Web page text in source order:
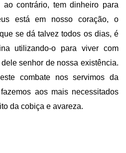
contrário, tem dinheiro para
está em nosso coração, o
se dá talvez todos os dias, é
utilizando-o para viver com
senhor de nossa existência.
combate nos servimos da
aos mais necessitados
da cobiça e avareza.